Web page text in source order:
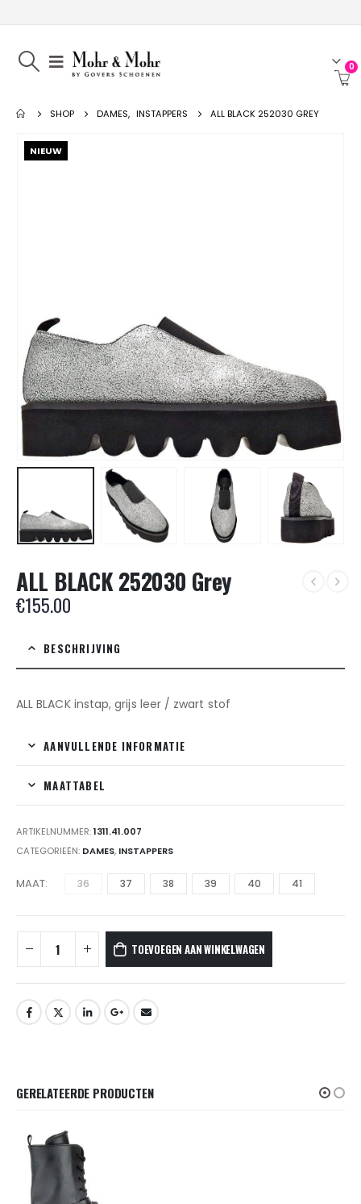
0
SHOP DAMES, INSTAPPERS ALL BLACK 252030 GREY
NIEUW
ALL BLACK 252030 Grey
€155.00
BESCHRIJVING
ALL BLACK instap, grijs leer / zwart stof
AANVULLENDE INFORMATIE
MAATTABEL
ARTIKELNUMMER:1311.41.007
CATEGORIEËN: DAMES, INSTAPPERS
MAAT 36 37 38 39 40 41
TOEVOEGEN AAN WINKELWAGEN
GERELATEERDE PRODUCTEN